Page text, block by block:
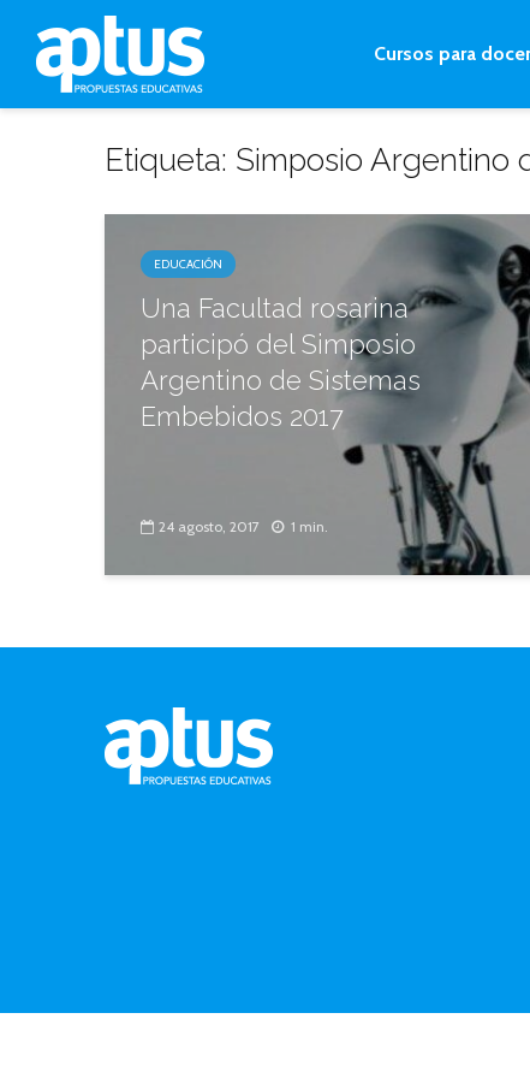
Cursos para
Etiqueta: Simposio Argentino
EDUCACIÓN
Una Facultad rosarina
participó del Simposio
Argentino de Sistemas
Embebidos 2017
24 agosto, 2017 1 min.